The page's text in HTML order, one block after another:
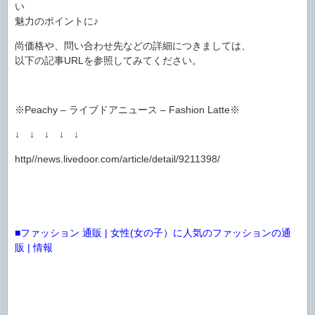
い
魅力のポイントに♪
尚価格や、問い合わせ先などの詳細につきましては、
以下の記事URLを参照してみてください。
※Peachy – ライブドアニュース – Fashion Latte※
↓ ↓ ↓ ↓ ↓
http//news.livedoor.com/article/detail/9211398/
■ファッション 通販 | 女性(女の子）に人気のファッションの通
販 | 情報